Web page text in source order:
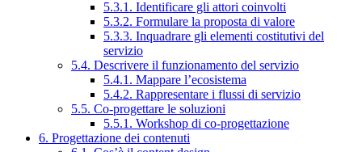
5.3.1. Identificare gli attori coinvolti
5.3.2. Formulare la proposta di valore
5.3.3. Inquadrare gli elementi costitutivi del
servizio
5.4. Descrivere il funzionamento del servizio
5.4.1. Mappare l’ecosistema
5.4.2. Rappresentare i flussi di servizio
5.5. Co-progettare le soluzioni
5.5.1. Workshop di co-progettazione
6. Progettazione dei contenuti